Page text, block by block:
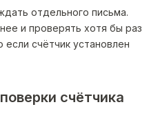
отдельного письма.
и проверять хотя бы раз
счётчик установлен
счётчика